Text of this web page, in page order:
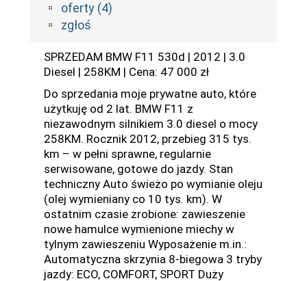
oferty (4)
zgłoś
SPRZEDAM BMW F11 530d | 2012 | 3.0
Diesel | 258KM | Cena: 47 000 zł
Do sprzedania moje prywatne auto, które
użytkuję od 2 lat. BMW F11 z
niezawodnym silnikiem 3.0 diesel o mocy
258KM. Rocznik 2012, przebieg 315 tys.
km – w pełni sprawne, regularnie
serwisowane, gotowe do jazdy. Stan
techniczny Auto świeżo po wymianie oleju
(olej wymieniany co 10 tys. km). W
ostatnim czasie zrobione: zawieszenie
nowe hamulce wymienione miechy w
tylnym zawieszeniu Wyposażenie m.in.:
Automatyczna skrzynia 8-biegowa 3 tryby
jazdy: ECO, COMFORT, SPORT Duży